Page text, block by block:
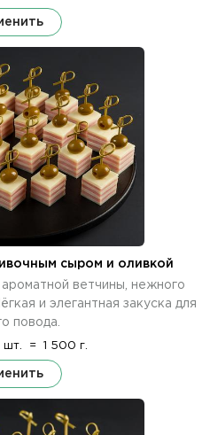
сыром и оливкой
ветчины, нежного
и элегантная закуска для
повода.
шт. = 1 500 г.